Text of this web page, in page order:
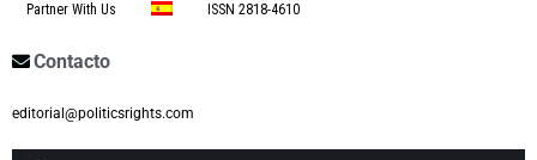
Partner With Us
ISSN 2818-4610
Contacto
editorial@politicsrights.com